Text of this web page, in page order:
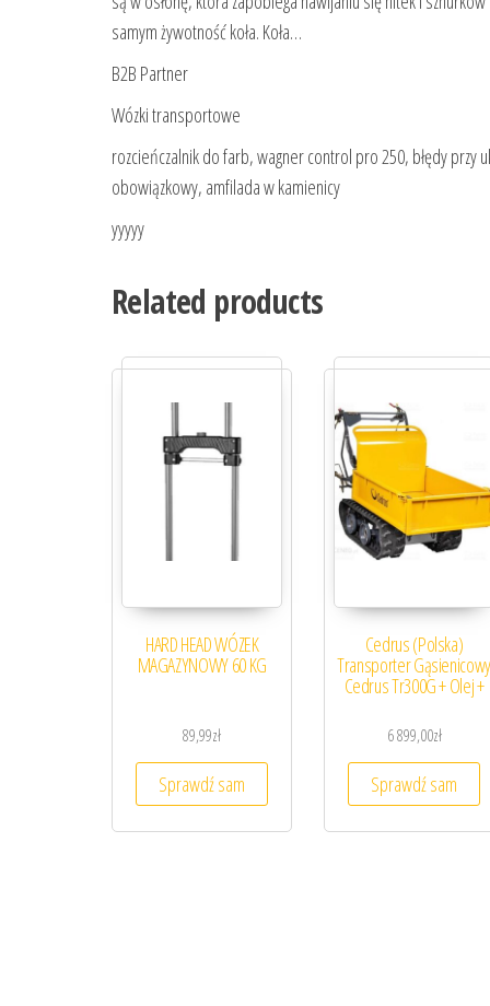
samym żywotność koła. Koła…
B2B Partner
Wózki transportowe
rozcieńczalnik do farb, wagner control pro 250, błędy przy
obowiązkowy, amfilada w kamienicy
yyyyy
Related products
HARD HEAD WÓZEK
MAGAZYNOWY 60 KG
89,99zł
Sprawdź sam
Cedrus (Polska)
Transporter Gąsienicowy
Cedrus Tr300G + Olej +
6 899,00zł
Sprawdź sam